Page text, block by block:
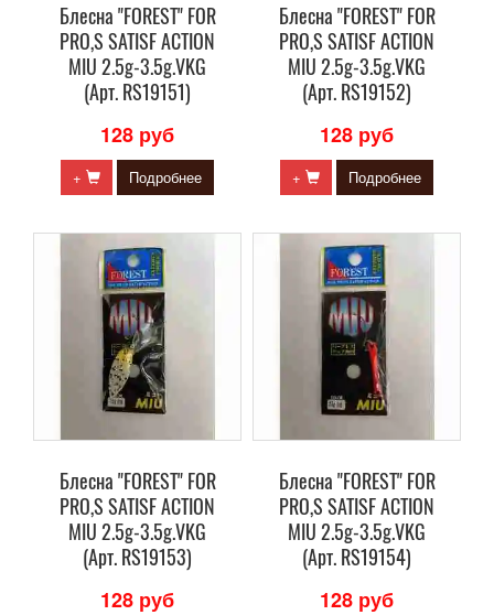
Блесна "FOREST" FOR
PRO,S SATISF ACTION
MIU 2.5g-3.5g.VKG
(Арт. RS19151)
128 руб
+ Подробнее
Блесна "FOREST" FOR
PRO,S SATISF ACTION
MIU 2.5g-3.5g.VKG
(Арт. RS19152)
128 руб
+ Подробнее
Блесна "FOREST" FOR
PRO,S SATISF ACTION
MIU 2.5g-3.5g.VKG
(Арт. RS19153)
128 руб
Блесна "FOREST" FOR
PRO,S SATISF ACTION
MIU 2.5g-3.5g.VKG
(Арт. RS19154)
128 руб